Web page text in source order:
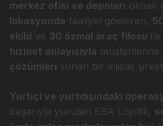
merkez ofisi ve depoları olmak
lokasyonda faaliyet gösteren,
ekibi ve 30 özmal araç filosu ile
hizmet anlayışıyla müşterilerine
çözümleri sunan bir lojistik
Yurtiçi ve yurtdışındaki
başarıyla yürüten ESA Lojistik,